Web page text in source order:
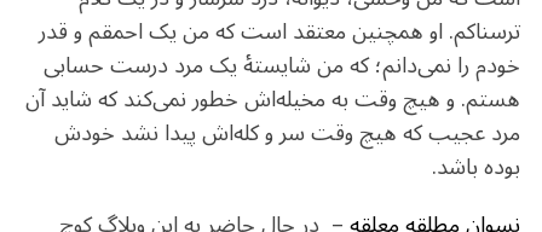
ترسناکم. او همچنین معتقد است که من یک احمقم و قدر
خودم را نمی‌دانم؛ که من شایستهٔ یک مرد درست حسابی
هستم. و هیچ وقت به مخیله‌اش خطور نمی‌کند که شاید آن
مرد عجیب که هیچ وقت سر و کله‌اش پیدا نشد خودش
بوده باشد.